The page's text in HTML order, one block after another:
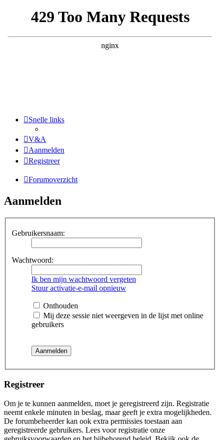
Snelle links
V&A
Aanmelden
Registreer
Forumoverzicht
Aanmelden
Gebruikersnaam:
Wachtwoord:
Ik ben mijn wachtwoord vergeten
Stuur activatie-e-mail opnieuw
Onthouden
Mij deze sessie niet weergeven in de lijst met online
gebruikers
Registreer
Om je te kunnen aanmelden, moet je geregistreerd zijn. Registratie
neemt enkele minuten in beslag, maar geeft je extra mogelijkheden.
De forumbeheerder kan ook extra permissies toestaan aan
geregistreerde gebruikers. Lees voor registratie onze